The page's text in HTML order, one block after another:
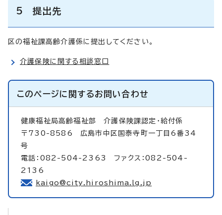
5 提出先
区の福祉課高齢介護係に提出してください。
介護保険に関する相談窓口
このページに関するお問い合わせ
健康福祉局高齢福祉部介護保険課認定・給付係
〒730-8586 広島市中区国泰寺町一丁目6番34
号
電話：082-504-2363 ファクス：082-504-
2136
kaigo@city.hiroshima.lg.jp